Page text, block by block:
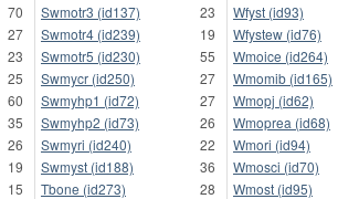
70
27
23
25
60
35
26
19
15
Swmotr3 (id137)
23
Swmotr4 (id239)
19
Swmotr5 (id230)
55
Swmycr (id250)
27
Swmyhp1 (id72)
27
Swmyhp2 (id73)
26
Swmyri (id240)
22
Swmyst (id188)
36
Tbone (id273)
28
Wfyst (id93)
Wfystew (id76)
Wmoice (id264)
Wmomib (id165)
Wmopj (id62)
Wmoprea (id68)
Wmori (id94)
Wmosci (id70)
Wmost (id95)